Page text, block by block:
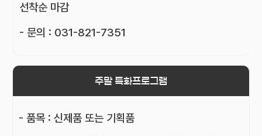
선착순 마감
- 문의 : 031-821-7351
주말 특화프로그램
- 품목 : 신제품 또는 기획품